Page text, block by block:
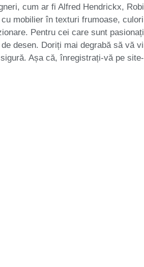
cum ar fi Alfred Hendrickx,
mobilier în texturi frumoase,
Pentru cei care sunt
desen. Doriți mai degrabă să vă
Așa că, înregistrați-vă pe